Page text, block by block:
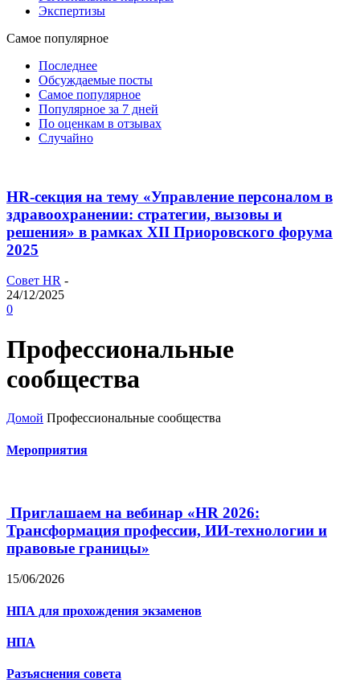
Экспертизы
Самое популярное
Последнее
Обсуждаемые посты
Самое популярное
Популярное за 7 дней
По оценкам в отзывах
Случайно
HR-секция на тему «Управление персоналом в
здравоохранении: стратегии, вызовы и
решения» в рамках XII Приоровского форума
2025
Совет HR -
24/12/2025
0
Профессиональные
сообщества
Домой Профессиональные сообщества
Мероприятия
Приглашаем на вебинар «HR 2026:
Трансформация профессии, ИИ-технологии и
правовые границы»
15/06/2026
НПА для прохождения экзаменов
НПА
Разъяснения совета